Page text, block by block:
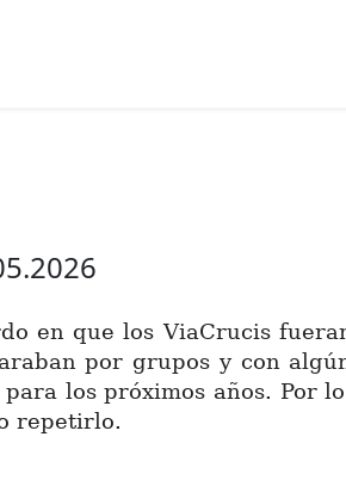
en que los ViaCrucis
por grupos y con
los próximos años. Por
repetirlo.